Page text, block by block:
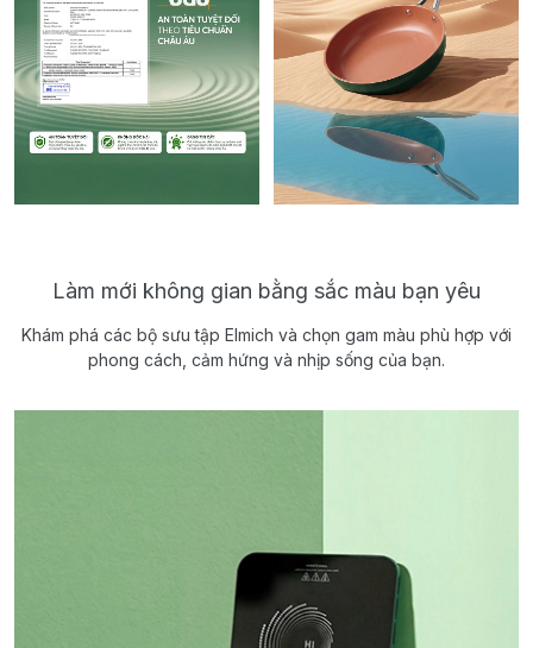
Làm mới không gian bằng sắc màu bạn yêu
Khám phá các bộ sưu tập Elmich và chọn gam màu phù hợp với
phong cách, cảm hứng và nhịp sống của bạn.